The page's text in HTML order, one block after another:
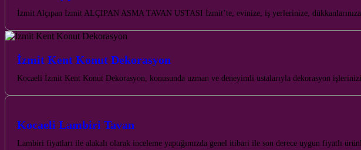
İzmit Alçıpan İzmit ALÇIPAN ASMA TAVAN USTASI İzmit’te, evinize, iş yerlerinize, dükkanlarınıza,
İzmit Kent Konut Dekorasyon
Kocaeli İzmit Kent Konut Dekorasyon, konusunda uzman ve deneyimli ustalarıyla dekorasyon
Kocaeli Lambiri Tavan
Lambiri fiyatları ile alakalı olarak inceleme yaptığımızda genel itibari ile son derece uygun fiyatlı